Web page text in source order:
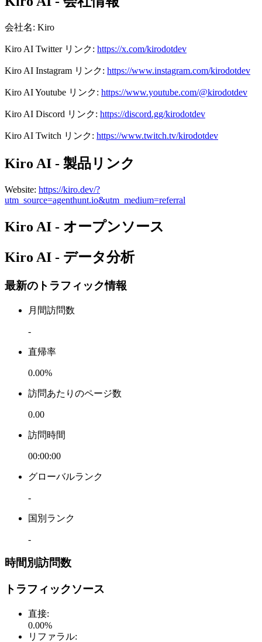
会社名: Kiro
Kiro AI Twitter リンク: https://x.com/kirodotdev
Kiro AI Instagram リンク: https://www.instagram.com/kirodotdev
Kiro AIYoutube リンク: https://www.youtube.com/@kirodotdev
Kiro AI Discord リンク: https://discord.gg/kirodotdev
Kiro AI Twitch リンク: https://www.twitch.tv/kirodotdev
Kiro AI - 製品リンク
Website: https://kiro.dev/?
utm_source=agenthunt.io&utm_medium=referral
Kiro AI - オープンソース
Kiro AI - データ分析
最新のトラフィック情報
月間訪問数
-
直帰率
0.00%
訪問あたりのページ数
0.00
訪問時間
00:00:00
グローバルランク
-
国別ランク
-
時間別訪問数
トラフィックソース
直接:
0.00%
リファラル: